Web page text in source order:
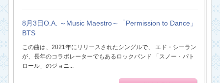
8月3日O.A. ～Music Maestro～「Permission to Dance」
BTS
この曲は、2021年にリリースされたシングルで、 エド・シーラン
が、長年のコラボレーターでもあるロックバンド 「スノー・パト
ロール」のジョニ...